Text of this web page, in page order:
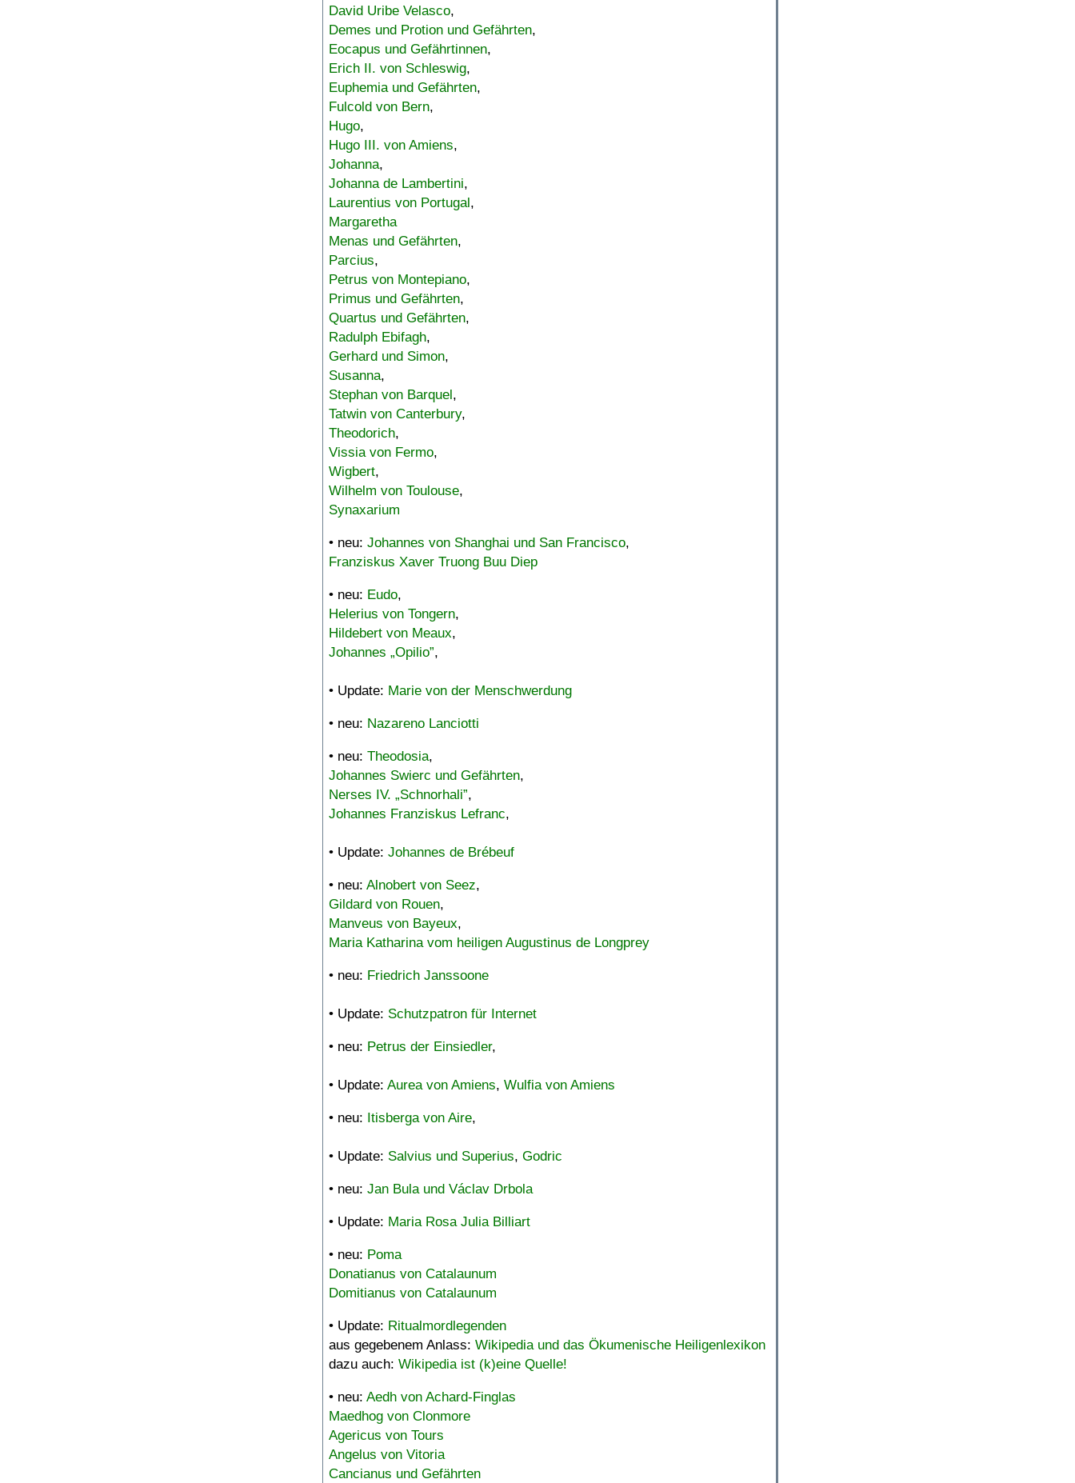
David Uribe Velasco,
Demes und Protion und Gefährten,
Eocapus und Gefährtinnen,
Erich II. von Schleswig,
Euphemia und Gefährten,
Fulcold von Bern,
Hugo,
Hugo III. von Amiens,
Johanna,
Johanna de Lambertini,
Laurentius von Portugal,
Margaretha
Menas und Gefährten,
Parcius,
Petrus von Montepiano,
Primus und Gefährten,
Quartus und Gefährten,
Radulph Ebifagh,
Gerhard und Simon,
Susanna,
Stephan von Barquel,
Tatwin von Canterbury,
Theodorich,
Vissia von Fermo,
Wigbert,
Wilhelm von Toulouse,
Synaxarium
• neu: Johannes von Shanghai und San Francisco,
Franziskus Xaver Truong Buu Diep
• neu: Eudo,
Helerius von Tongern,
Hildebert von Meaux,
Johannes „Opilio”,
• Update: Marie von der Menschwerdung
• neu: Nazareno Lanciotti
• neu: Theodosia,
Johannes Swierc und Gefährten,
Nerses IV. „Schnorhali”,
Johannes Franziskus Lefranc,
• Update: Johannes de Brébeuf
• neu: Alnobert von Seez,
Gildard von Rouen,
Manveus von Bayeux,
Maria Katharina vom heiligen Augustinus de Longprey
• neu: Friedrich Janssoone
• Update: Schutzpatron für Internet
• neu: Petrus der Einsiedler,
• Update: Aurea von Amiens, Wulfia von Amiens
• neu: Itisberga von Aire,
• Update: Salvius und Superius, Godric
• neu: Jan Bula und Václav Drbola
• Update: Maria Rosa Julia Billiart
• neu: Poma
Donatianus von Catalaunum
Domitianus von Catalaunum
• Update: Ritualmordlegenden
aus gegebenem Anlass: Wikipedia und das Ökumenische Heiligenlexikon
dazu auch: Wikipedia ist (k)eine Quelle!
• neu: Aedh von Achard-Finglas
Maedhog von Clonmore
Agericus von Tours
Angelus von Vitoria
Cancianus und Gefährten